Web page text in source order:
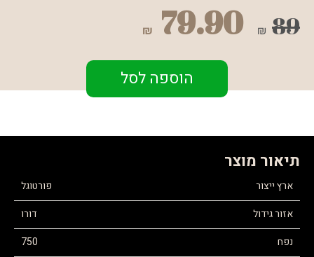
89
₪
79.90
₪
הוספה לסל
תיאור מוצר
ארץ ייצור
פורטוגל
אזור גידול
דורו
נפח
750